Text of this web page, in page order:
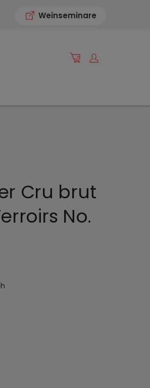
Weinseminare
Cru brut
No.